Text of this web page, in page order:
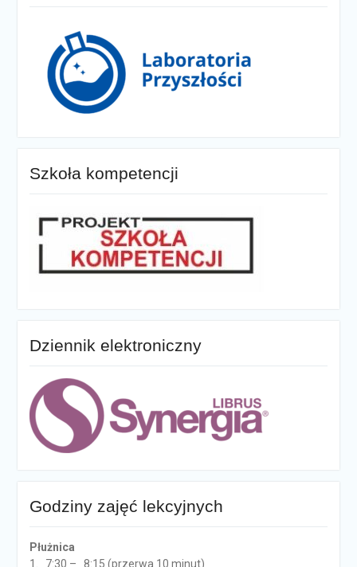
Szkoła kompetencji
Dziennik elektroniczny
Godziny zajęć lekcyjnych
Płużnica
1. 7:30 – 8:15 (przerwa 10 minut)